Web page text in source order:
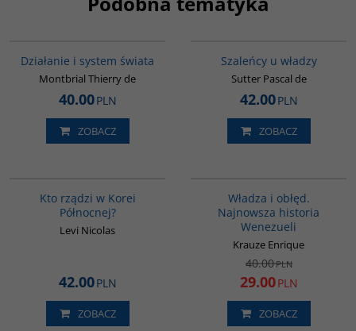
Działanie i system świata
Montbrial Thierry de
40.00PLN
ZOBACZ
Szaleńcy u władzy
Sutter Pascal de
42.00PLN
ZOBACZ
Kto rządzi w Korei
Północnej?
Levi Nicolas
42.00PLN
ZOBACZ
Władza i obłęd.
Najnowsza historia
Wenezueli
Krauze Enrique
40.00PLN
29.00PLN
ZOBACZ